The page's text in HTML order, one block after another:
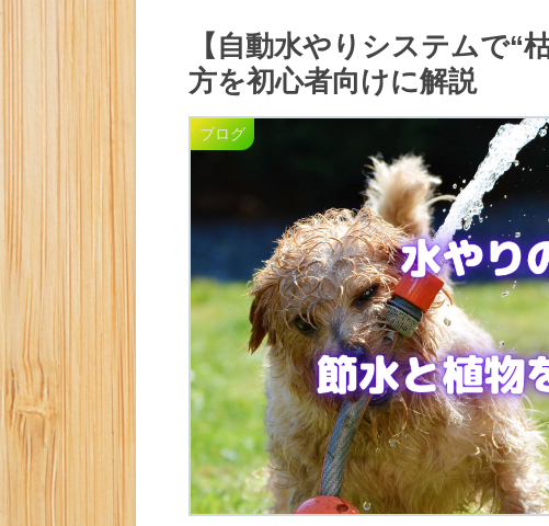
【自動水やりシステムで“
方を初心者向けに解説
ブログ